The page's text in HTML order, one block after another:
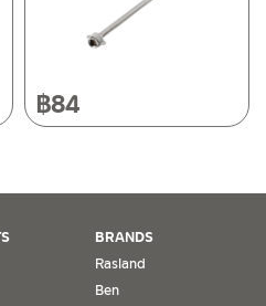
น.
ารซื้อ หรือ ใบเสร็จ โดยทางบริษัทฯ
ำคัญ ทางบริษัทฯ ไม่สามารถให้
ม่มีเอกสารดังกล่าว
฿84
BRANDS
Rasland
Ben